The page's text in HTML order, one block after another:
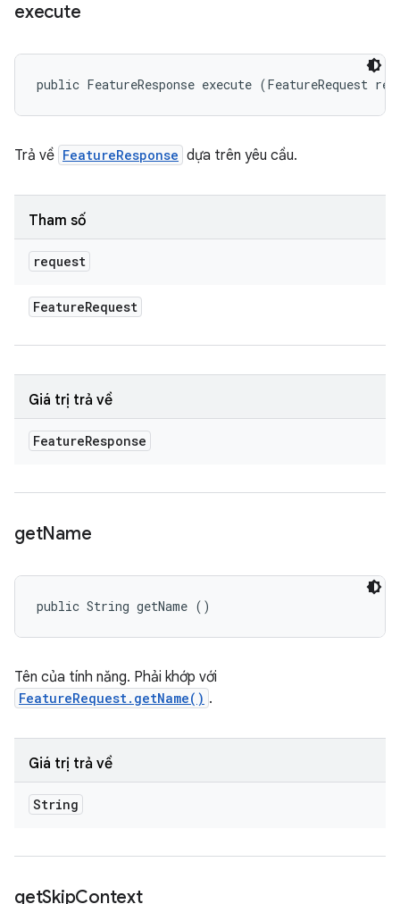
execute
public FeatureResponse execute (FeatureRequest
Trả về FeatureResponse dựa trên yêu cầu.
Tham số
request
FeatureRequest
Giá trị trả về
FeatureResponse
getName
public String getName ()
Tên của tính năng. Phải khớp với
FeatureRequest.getName() .
Giá trị trả về
String
getSkipContext